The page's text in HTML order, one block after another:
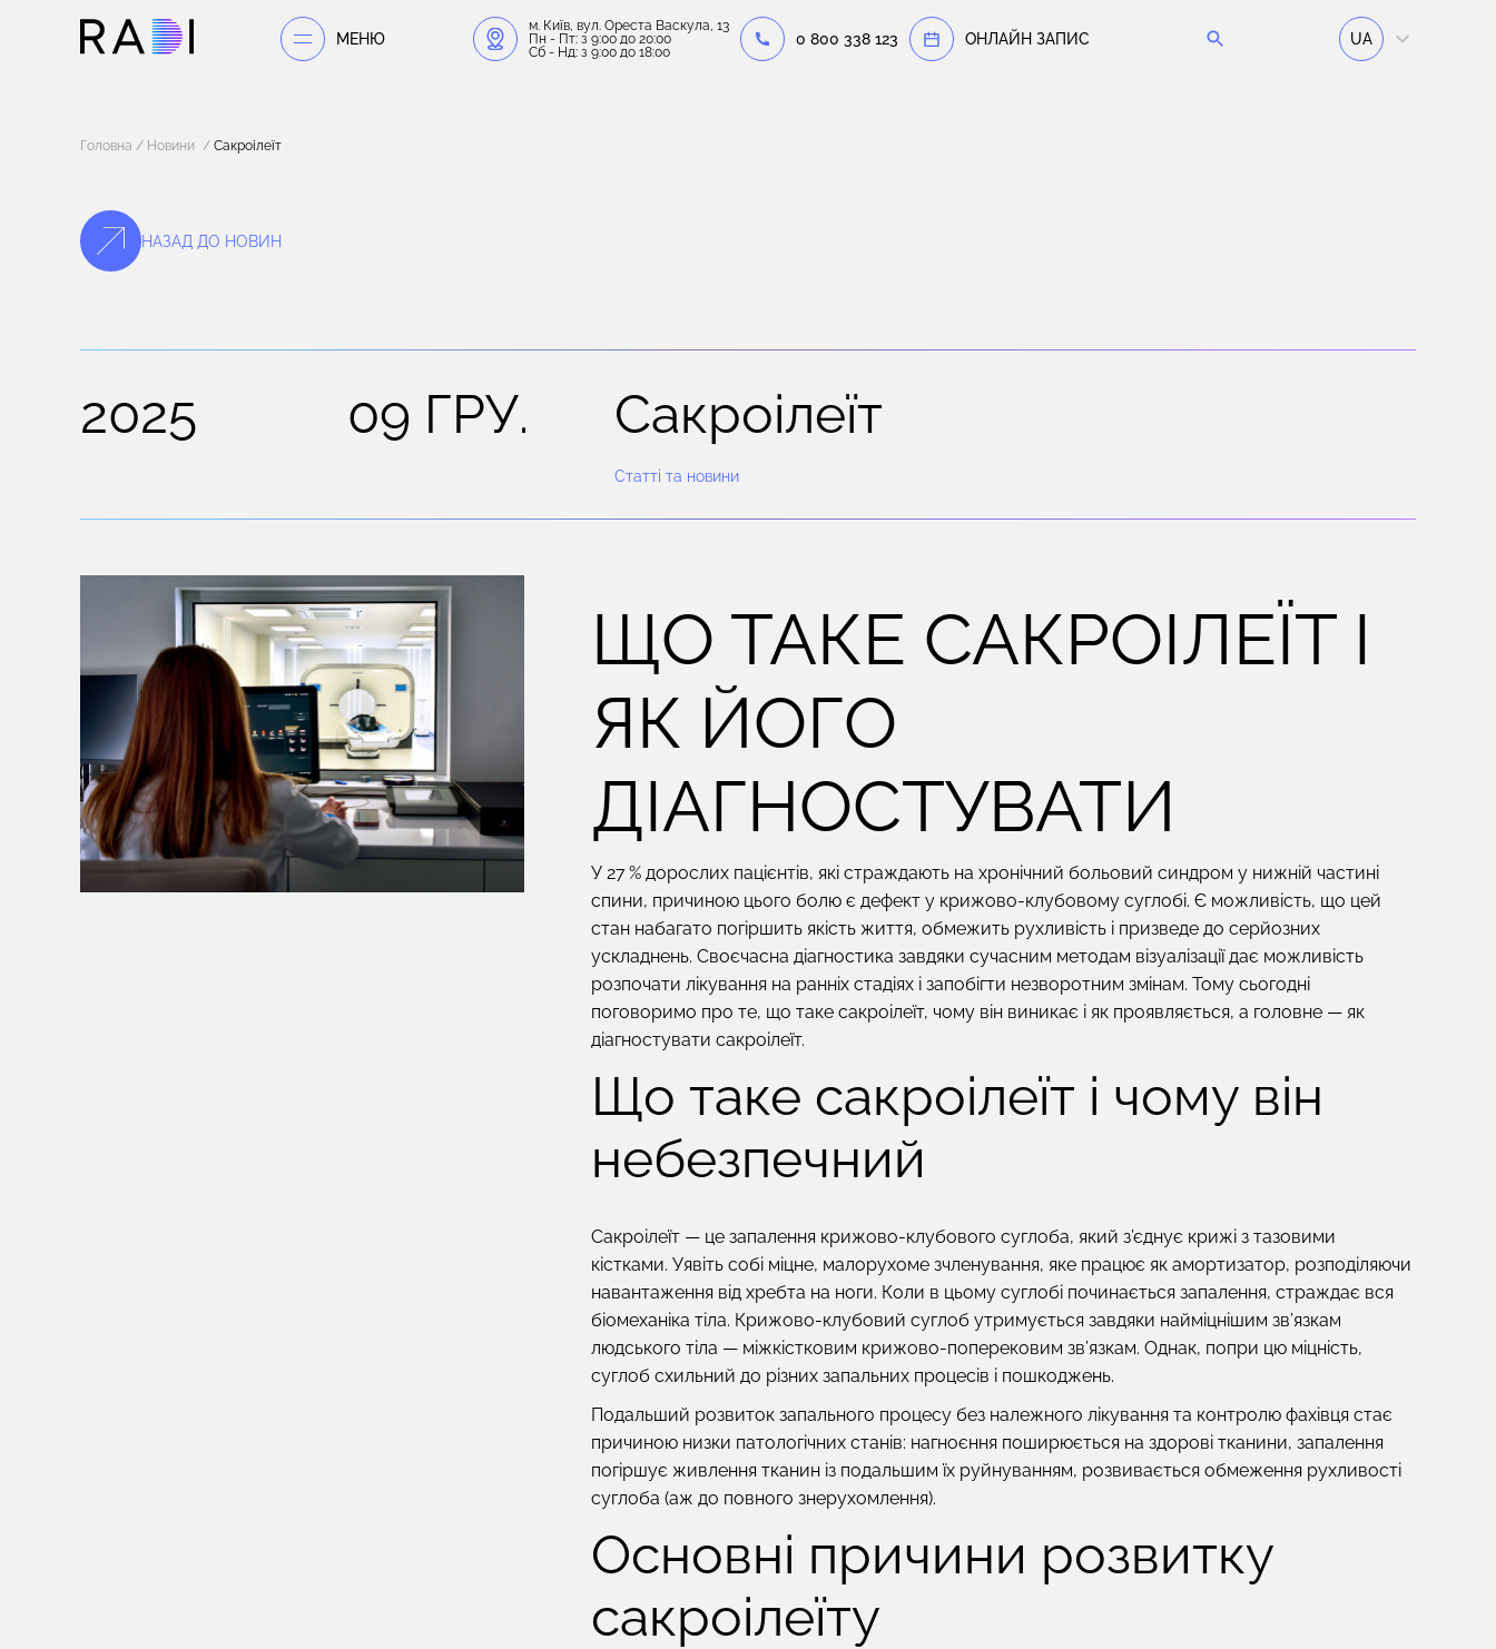
МЕНЮ
м. Київ, вул. Ореста Васкула, 13
Пн - Пт: з 9:00 до 20:00
Сб - Нд: з 9:00 до 18:00
0 800 338 123 OНЛАЙН ЗАПИС UA
Головна Новини Сакроілеїт
НАЗАД ДО НОВИН
2025 09 ГРУ. Сакроілеїт
Статті та новини
ЩО ТАКЕ САКРОІЛЕЇТ І
ЯК ЙОГО
ДІАГНОСТУВАТИ
У 27 % дорослих пацієнтів, які страждають на хронічний больовий синдром у нижній частині
спини, причиною цього болю є дефект у крижово-клубовому суглобі. Є можливість, що цей
стан набагато погіршить якість життя, обмежить рухливість і призведе до серйозних
ускладнень. Своєчасна діагностика завдяки сучасним методам візуалізації дає можливість
розпочати лікування на ранніх стадіях і запобігти незворотним змінам. Тому сьогодні
поговоримо про те, що таке сакроілеїт, чому він виникає і як проявляється, а головне — як
діагностувати сакроілеїт.
Що таке сакроілеїт і чому він
небезпечний
Сакроілеїт — це запалення крижово-клубового суглоба, який з’єднує крижі з тазовими
кістками. Уявіть собі міцне, малорухоме зчленування, яке працює як амортизатор, розподіляючи
навантаження від хребта на ноги. Коли в цьому суглобі починається запалення, страждає вся
біомеханіка тіла. Крижово-клубовий суглоб утримується завдяки найміцнішим зв’язкам
людського тіла — міжкістковим крижово-поперековим зв’язкам. Однак, попри цю міцність,
суглоб схильний до різних запальних процесів і пошкоджень.
Подальший розвиток запального процесу без належного лікування та контролю фахівця стає
причиною низки патологічних станів: нагноєння поширюється на здорові тканини, запалення
погіршує живлення тканин із подальшим їх руйнуванням, розвивається обмеження рухливості
суглоба (аж до повного знерухомлення).
Основні причини розвитку
сакроілеїту